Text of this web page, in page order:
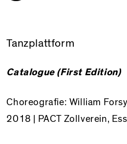
Tanzplattform
Catalogue (First Edition)
Choreografie: William
2018 | PACT Zollverein,